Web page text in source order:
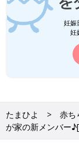
妊娠
妊
たまひよ 赤ち
が家の新メンバー